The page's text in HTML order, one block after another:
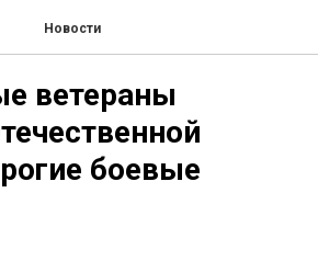
Новости
ветераны
боевые